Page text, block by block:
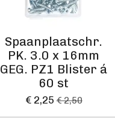
Spaanplaatschr.
PK. 3.0 x 16mm
GEG. PZ1 Blister á
60 st
€ 2,25 € 2,50